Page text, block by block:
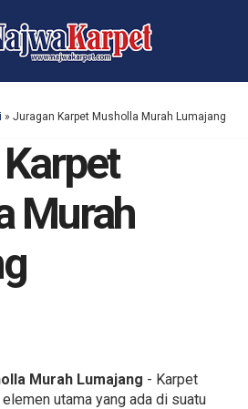
» Juragan Karpet Musholla Murah Lumajang
Murah
Murah Lumajang - Karpet
utama yang ada di suatu